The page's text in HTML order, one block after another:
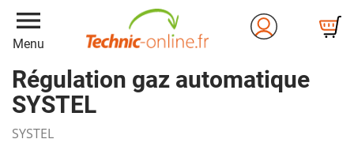
menu
Menu
Régulation gaz automatique
SYSTEL
SYSTEL